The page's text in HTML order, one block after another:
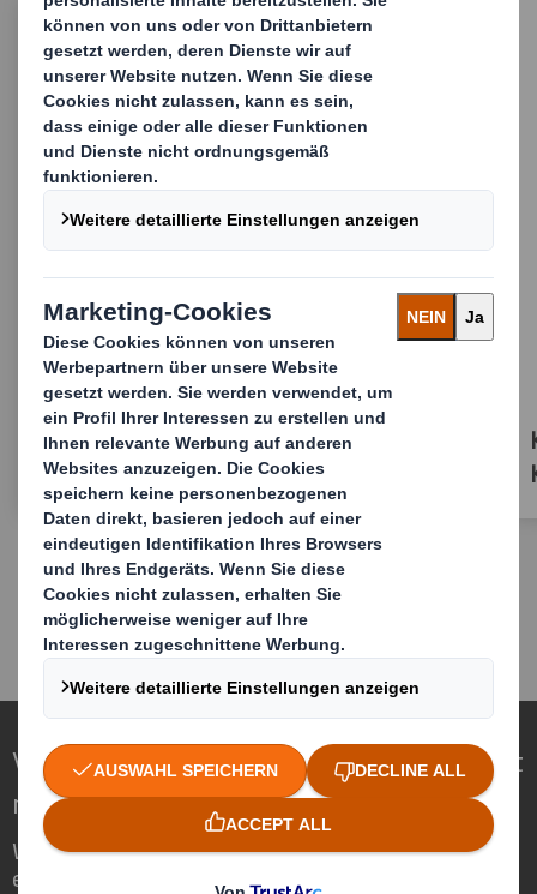
Kartonaufrichter für einteilige
Kartons
Verpackungen für eine sich wandelnde Welt
neu definieren
Wir sind anders, weil wir die Chance
erkennen, dass Verpackungen eine